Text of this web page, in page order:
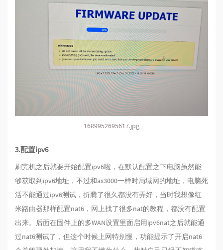
1689952695617.jpg
3.配置ipv6
刷完机之后就要开始配置ipv6啦，在默认配置之下电脑虽然能
够获取到ipv6地址，不过和ax3000一样时局域网的地址，电脑死
活不能通过ipv6测试，折腾了很久都没有弄好，当时我想像红
米路由器那样配置nat6，网上找了很多nat的教程，都没有配置
出来。后面在固件上的多WAN设置里面启用ipv6nat之后就能通
过nat6测试了，但这个时候上网特别慢，功能提示了开启nat6